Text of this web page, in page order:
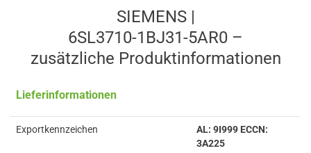
SIEMENS |
6SL3710-1BJ31-5AR0 –
zusätzliche Produkt­informationen
Lieferinformationen
Exportkennzeichen
AL: 9I999 ECCN:
3A225